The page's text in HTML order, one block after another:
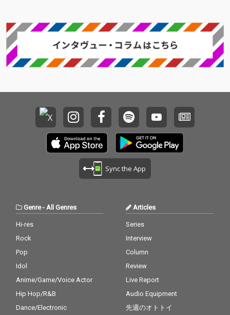
るリミックス。 マスタ
y。アートディレクシ
ョン、デザイン、坂脇
慶。イラストレーショ
esents「ありがとう」
vol.3（柴田聡子(BAND
SET) × Elle Teresa × Le
Makeup）のライブも
るリミックス。 マスタ
y。アートディレクシ
ョン、デザイン、坂脇
慶。イラストレーショ
esents「ありがとう」
vol.3（柴田聡子(BAND
SET) × Elle Teresa × Le
Makeup）のライブも
決定。
Sync the App
Genre- All Genres
Hi-res
Rock
Pop
Idol
Anime/Game/Voice Actor
Hip Hop/R&B
Dance/Electronic
Articles
Series
Interview
Column
Review
Live Report
Audio Equipment
先週のオトトイ